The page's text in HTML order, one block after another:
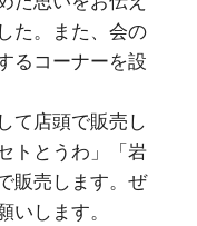
。 また、会の
るコーナーを設
て店頭で販売し
トとうわ」「岩
販売します。ぜ
します。